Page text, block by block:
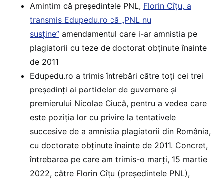
Amintim că președintele PNL, Florin Cîțu, a
transmis Edupedu.ro că „PNL nu
susține” amendamentul care i-ar amnistia pe
plagiatorii cu teze de doctorat obținute înainte
de 2011
Edupedu.ro a trimis întrebări către toți cei trei
președinți ai partidelor de guvernare și
premierului Nicolae Ciucă, pentru a vedea care
este poziția lor cu privire la tentativele
succesive de a amnistia plagiatorii din România,
cu doctorate obținute înainte de 2011. Concret,
întrebarea pe care am trimis-o marți, 15 martie
2022, către Florin Cîțu (președintele PNL),